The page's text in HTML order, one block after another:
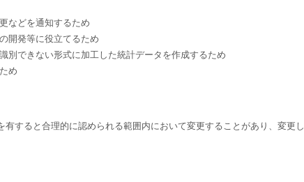
などを通知するため
開発等に役立てるため
別できない形式に加工した統計データを作成するため
め
すると合理的に認められる範囲内において変更することがあり、変更